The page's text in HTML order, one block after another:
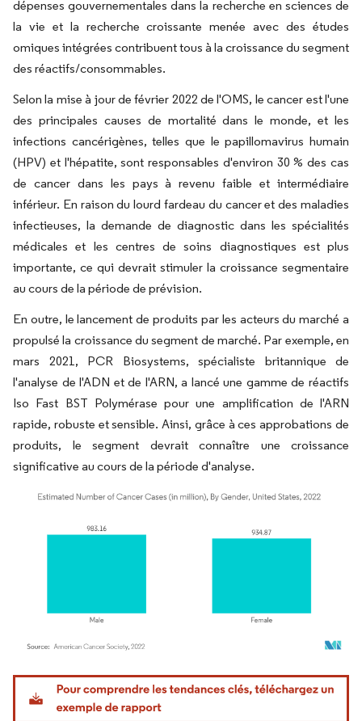
dépenses gouvernementales dans la recherche en sciences de
la vie et la recherche croissante menée avec des études
omiques intégrées contribuent tous à la croissance du segment
des réactifs/consommables.
Selon la mise à jour de février 2022 de l'OMS, le cancer est l'une
des principales causes de mortalité dans le monde, et les
infections cancérigènes, telles que le papillomavirus humain
(HPV) et l'hépatite, sont responsables d'environ 30 % des cas
de cancer dans les pays à revenu faible et intermédiaire
inférieur. En raison du lourd fardeau du cancer et des maladies
infectieuses, la demande de diagnostic dans les spécialités
médicales et les centres de soins diagnostiques est plus
importante, ce qui devrait stimuler la croissance segmentaire
au cours de la période de prévision.
En outre, le lancement de produits par les acteurs du marché a
propulsé la croissance du segment de marché. Par exemple, en
mars 2021, PCR Biosystems, spécialiste britannique de
l'analyse de l'ADN et de l'ARN, a lancé une gamme de réactifs
Iso Fast BST Polymérase pour une amplification de l'ARN
rapide, robuste et sensible. Ainsi, grâce à ces approbations de
produits, le segment devrait connaître une croissance
significative au cours de la période d'analyse.
Image © Mordor Intelligence. La réutilisation nécessite une attribution sous CC BY